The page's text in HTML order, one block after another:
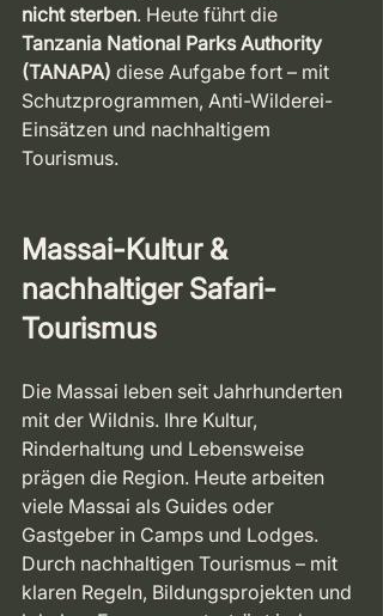
nicht sterben. Heute führt die
Tanzania National Parks Authority
(TANAPA) diese Aufgabe fort – mit
Schutzprogrammen, Anti-Wilderei-
Einsätzen und nachhaltigem
Tourismus.
Massai-Kultur &
nachhaltiger Safari-
Tourismus
Die Massai leben seit Jahrhunderten
mit der Wildnis. Ihre Kultur,
Rinderhaltung und Lebensweise
prägen die Region. Heute arbeiten
viele Massai als Guides oder
Gastgeber in Camps und Lodges.
Durch nachhaltigen Tourismus – mit
klaren Regeln, Bildungsprojekten und